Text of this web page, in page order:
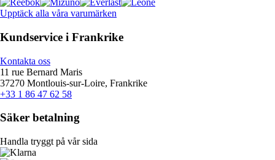
Upptäck alla våra varumärken
Kundservice i Frankrike
Kontakta oss
11 rue Bernard Maris
37270 Montlouis-sur-Loire, Frankrike
+33 1 86 47 62 58
Säker betalning
Handla tryggt på vår sida